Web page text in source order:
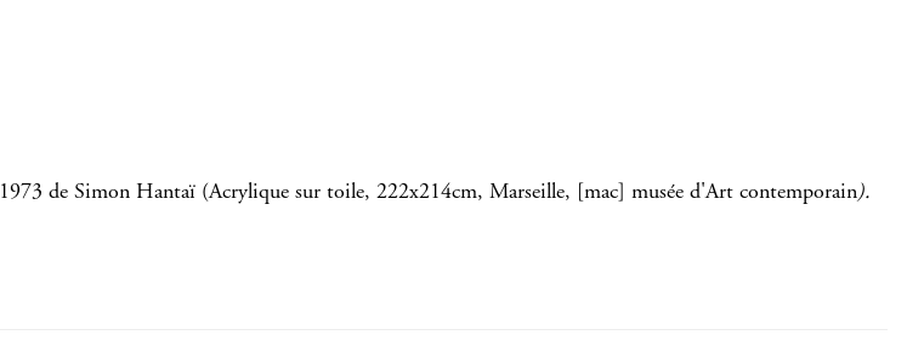
1973 de Simon Hantaï (Acrylique sur toile, 222x214cm, Marseille, [mac] musée d'Art contemporain).